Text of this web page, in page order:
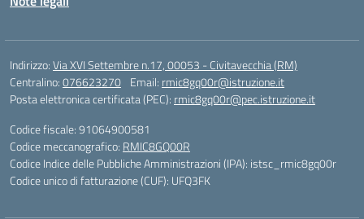
Indirizzo:Via XVI Settembre n.17, 00053 - Civitavecchia (RM)
Centralino:076623270 Email: rmic8gq00r@istruzione.it
Posta elettronica certificata (PEC): rmic8gq00r@pec.istruzione.it
Codice fiscale: 91064900581
Codice meccanografico: RMIC8GQ00R
Codice Indice delle Pubbliche Amministrazioni (IPA): istsc_rmic8gq00r
Codice unico di fatturazione (CUF): UFQ3FK